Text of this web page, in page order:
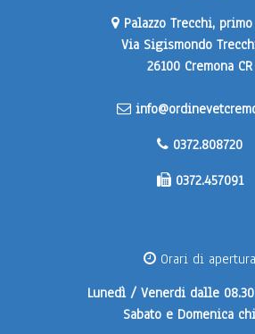
Palazzo Trecchi,
Via Sigismondo
26100 Cremona CR
0372.808720
0372.457091
Orari di apertura
Lunedì / Venerdidalle 08.30
Sabato e Domenica